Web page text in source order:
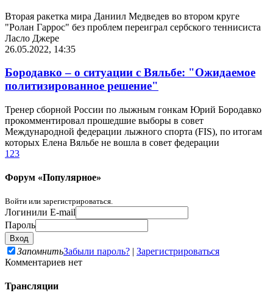
Вторая ракетка мира Даниил Медведев во втором круге
"Ролан Гаррос" без проблем переиграл сербского теннисиста
Ласло Джере
26.05.2022, 14:35
Бородавко – о ситуации с Вяльбе: "Ожидаемое
политизированное решение"
Тренер сборной России по лыжным гонкам Юрий Бородавко
прокомментировал прошедшие выборы в совет
Международной федерации лыжного спорта (FIS), по итогам
которых Елена Вяльбе не вошла в совет федерации
1 23
Форум «Популярное»
Войти или зарегистрироваться.
Логинили E-mail
Пароль
ЗапомнитьЗабыли пароль? | Зарегистрироваться
Комментариев нет
Трансляции